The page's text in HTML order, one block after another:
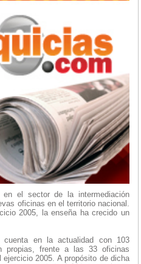
en el sector de la intermediación
oficinas en el territorio nacional.
2005, la enseña ha crecido un
cuenta en la actualidad con 103
propias, frente a las 33 oficinas
2005. A propósito de dicha